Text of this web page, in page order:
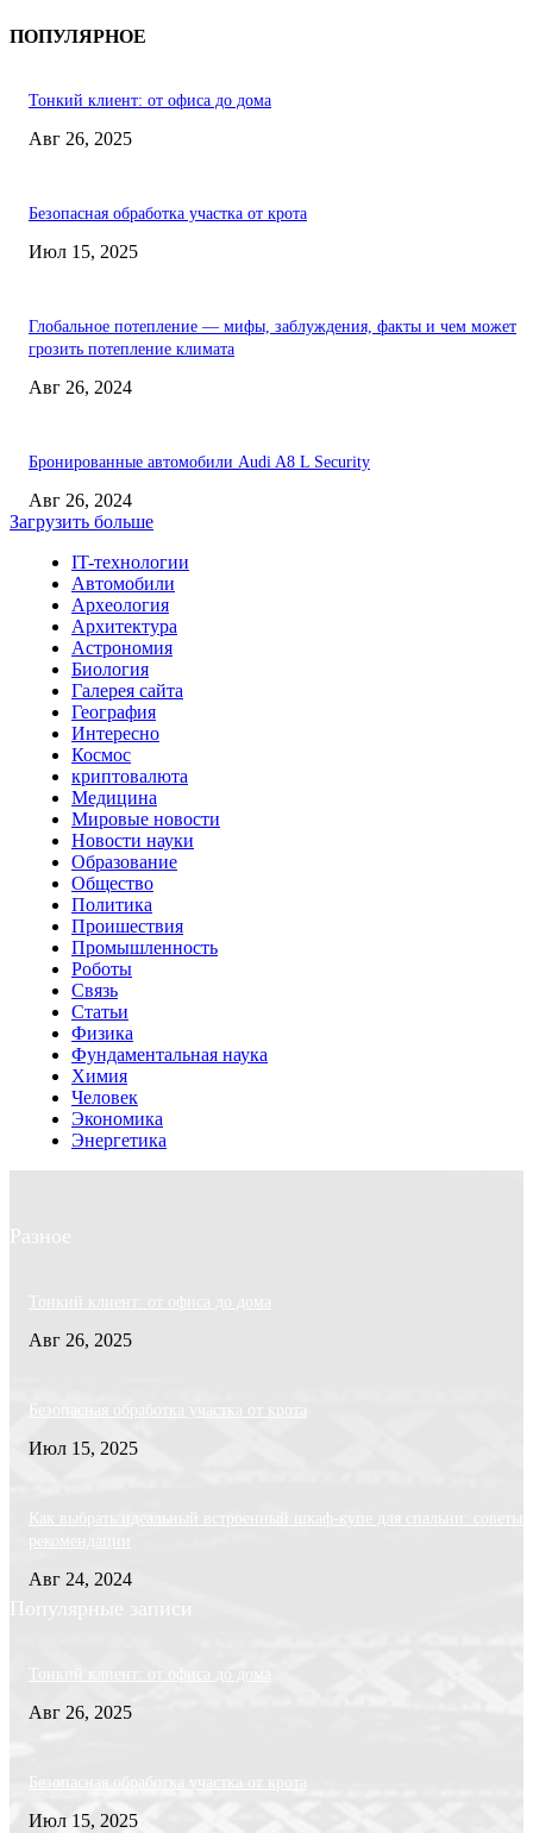
ПОПУЛЯРНОЕ
Тонкий клиент: от офиса до дома
Авг 26, 2025
Безопасная обработка участка от крота
Июл 15, 2025
Глобальное потепление — мифы, заблуждения, факты и чем может
грозить потепление климата
Авг 26, 2024
Бронированные автомобили Audi A8 L Security
Авг 26, 2024
Загрузить больше
IT-технологии
Автомобили
Археология
Архитектура
Астрономия
Биология
Галерея сайта
География
Интересно
Космос
криптовалюта
Медицина
Мировые новости
Новости науки
Образование
Общество
Политика
Проишествия
Промышленность
Роботы
Связь
Статьи
Физика
Фундаментальная наука
Химия
Человек
Экономика
Энергетика
Разное
Тонкий клиент: от офиса до дома
Авг 26, 2025
Безопасная обработка участка от крота
Июл 15, 2025
Как выбрать идеальный встроенный шкаф-купе для спальни: советы
рекомендации
Авг 24, 2024
Популярные записи
Тонкий клиент: от офиса до дома
Авг 26, 2025
Безопасная обработка участка от крота
Июл 15, 2025